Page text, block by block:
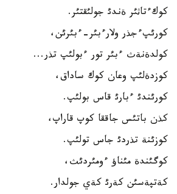
كوكءتاثئر ةندئ جولئقتئر.
كورئپءجذر ولارءبئر-ءبئرئن،
كولدةنةث ءبئر تور ءبولئپ تذر...
كوزدةلئپ وعان كوك ساداق،
كورئندئ ءبارئ قاس بولئپ.
كذن باتئس جاققا كوپ قاراپ،
كوزئنة تذردئ جاس تولئپ.
كوگئندة مئناؤ ءومئردئث،
كةتپةسئن كةرئ كةي جولدار.